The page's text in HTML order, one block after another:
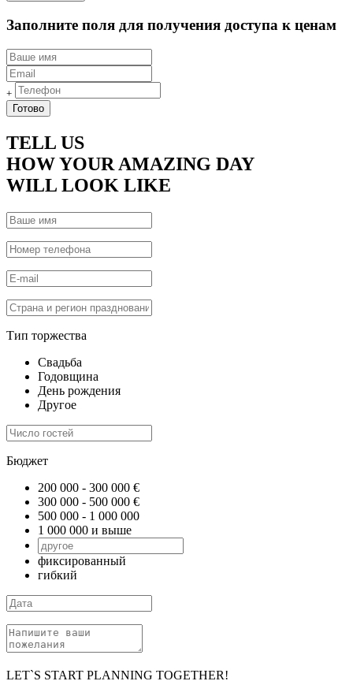
Заполните поля для получения доступа к ценам
+
TELL US
HOW YOUR AMAZING DAY
WILL LOOK LIKE
Тип торжества
Свадьба
Годовщина
День рождения
Другое
Бюджет
200 000 - 300 000 €
300 000 - 500 000 €
500 000 - 1 000 000
1 000 000 и выше
фиксированный
гибкий
LET`S START PLANNING TOGETHER!